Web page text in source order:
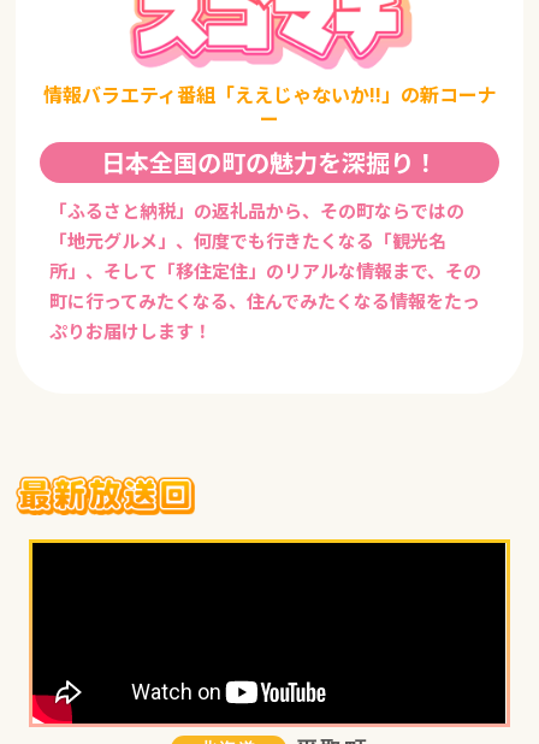
情報バラエティ番組「ええじゃないか!!」の新コーナ
ー
日本全国の町の魅力を深掘り！
「ふるさと納税」の返礼品から、その町ならではの
「地元グルメ」、何度でも行きたくなる「観光名
所」、そして「移住定住」のリアルな情報まで、その
町に行ってみたくなる、住んでみたくなる情報をたっ
ぷりお届けします！